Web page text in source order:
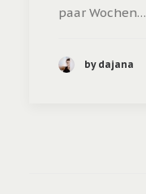
paar Wochen…
by dajana